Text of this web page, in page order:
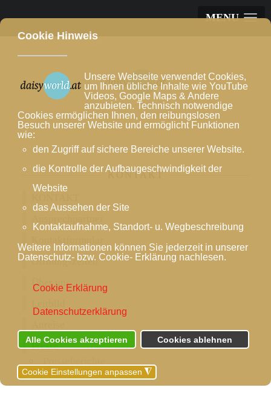
Cookie Hinweis
Unsere Webseite verwendet Cookies,
um Ihnen übliche Inhalte wie YouTube
Videos, Google Maps & Andere
anzubieten. Technisch notwendige
Cookies ermöglichen Ihnen, den reibungslosen
Besuch unserer Website und ermöglicht Funktionen
wie:
den Zugriff auf sichere Bereiche unserer Website.
die Kontrolle der Aufbaugeschwindigkeit der
Website
das Aussehen der Site
Kontaktaufnahme, Standort- u. Wegbeschreibung
Weitere Informationen können Sie jederzeit in unserer
Datenschutz- bzw. Cookie- Erklärung nachlesen.
Cookie Einstellungen anpassen ◮
Cookie Erklärung
Datenschutzerklärung
Alle Cookies akzeptieren Cookies ablehnen
MENU
KONTAKT
Öffnungszeiten
Über uns
Presse